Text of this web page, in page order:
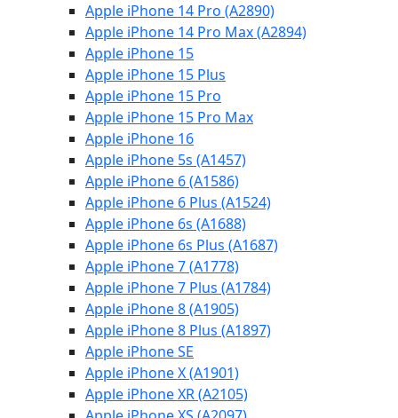
Apple iPhone 14 Pro (A2890)
Apple iPhone 14 Pro Max (A2894)
Apple iPhone 15
Apple iPhone 15 Plus
Apple iPhone 15 Pro
Apple iPhone 15 Pro Max
Apple iPhone 16
Apple iPhone 5s (A1457)
Apple iPhone 6 (A1586)
Apple iPhone 6 Plus (A1524)
Apple iPhone 6s (A1688)
Apple iPhone 6s Plus (A1687)
Apple iPhone 7 (A1778)
Apple iPhone 7 Plus (A1784)
Apple iPhone 8 (A1905)
Apple iPhone 8 Plus (A1897)
Apple iPhone SE
Apple iPhone X (A1901)
Apple iPhone XR (A2105)